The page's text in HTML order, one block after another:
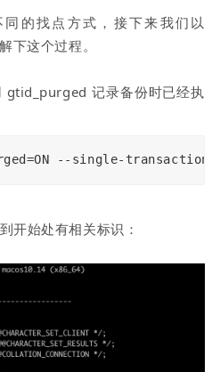
的找点方式，接下来我们以
下这个过程。
记录备份时已经执
--single-
开始处有相关标识：